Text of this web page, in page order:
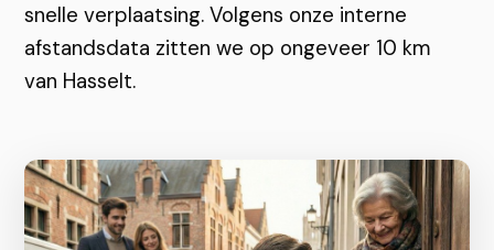
snelle verplaatsing. Volgens onze interne
afstandsdata zitten we op ongeveer 10 km
van Hasselt.